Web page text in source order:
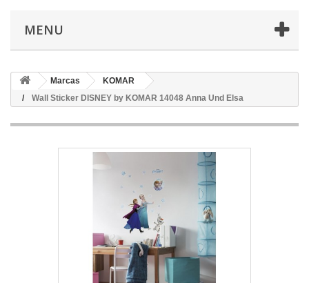
MENU
Marcas
KOMAR
Wall Sticker DISNEY by KOMAR 14048 Anna Und Elsa